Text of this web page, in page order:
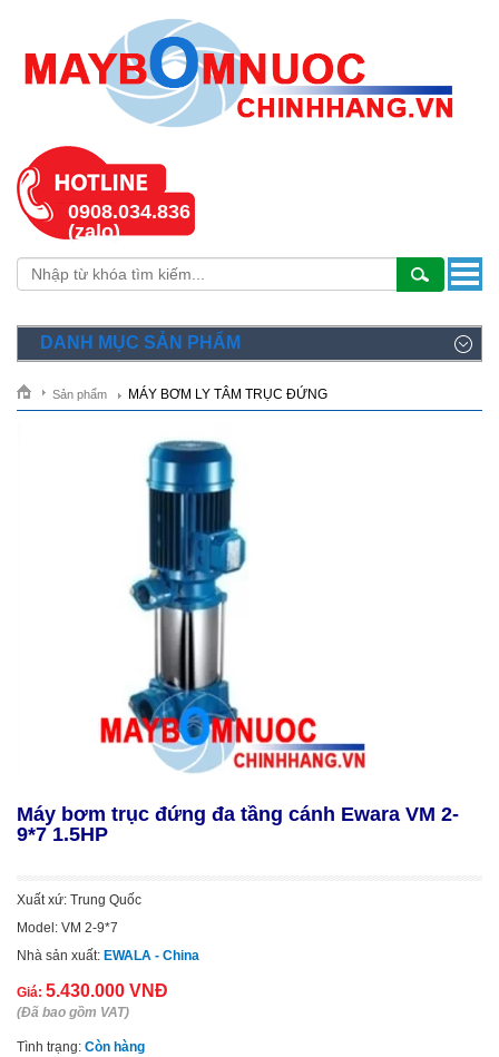
0908.034.836
(zalo)
DANH MỤC SẢN PHẨM
Sản phẩm MÁY BƠM LY TÂM TRỤC ĐỨNG
Máy bơm trục đứng đa tầng cánh Ewara VM 2-
9*7 1.5HP
Xuất xứ: Trung Quốc
Model: VM 2-9*7
Nhà sản xuất: EWALA - China
Giá: 5.430.000 VNĐ
(Đã bao gồm VAT)
Tình trạng: Còn hàng